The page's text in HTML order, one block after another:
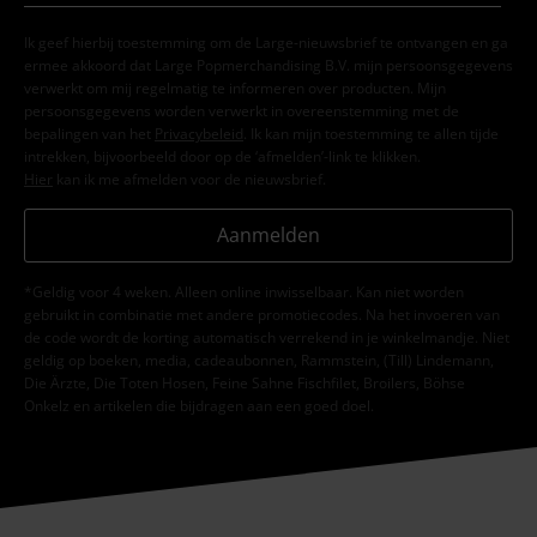
Ik geef hierbij toestemming om de Large-nieuwsbrief te ontvangen en ga
ermee akkoord dat Large Popmerchandising B.V. mijn persoonsgegevens
verwerkt om mij regelmatig te informeren over producten. Mijn
persoonsgegevens worden verwerkt in overeenstemming met de
bepalingen van het
Privacybeleid . Ik kan mijn toestemming te allen tijde
intrekken, bijvoorbeeld door op de ‘afmelden’-link te klikken.
Hier kan ik me afmelden voor de nieuwsbrief.
Aanmelden
*Geldig voor 4 weken. Alleen online inwisselbaar. Kan niet worden
gebruikt in combinatie met andere promotiecodes. Na het invoeren van
de code wordt de korting automatisch verrekend in je winkelmandje. Niet
geldig op boeken, media, cadeaubonnen, Rammstein, (Till) Lindemann,
Die Ärzte, Die Toten Hosen, Feine Sahne Fischfilet, Broilers, Böhse
Onkelz en artikelen die bijdragen aan een goed doel.